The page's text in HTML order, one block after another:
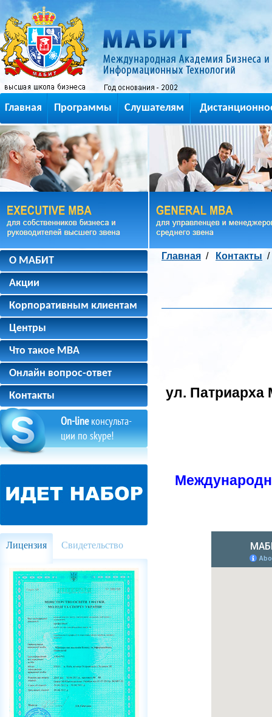
Главная Программы Слушателям
О МАБИТ
Акции
Корпоративным клиентам
Центры
Что такое MBA
Онлайн вопрос-ответ
Контакты
On-lineконсульта-
ции по skype!
Лицензия Свидетельство
Главная / Контакты
ул. Патриарха